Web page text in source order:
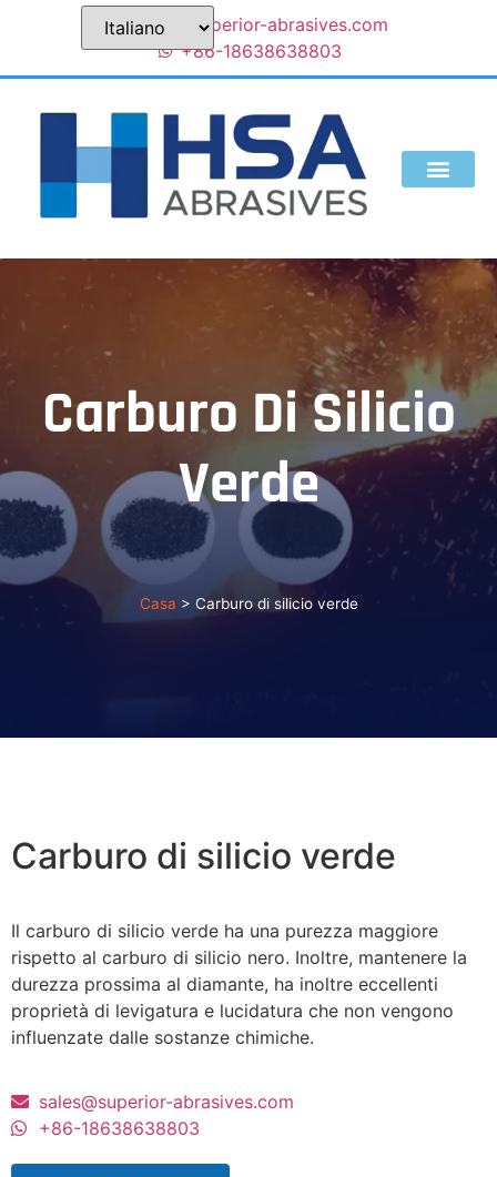
sales@superior-abrasives.com
+86-18638638803
Carburo Di Silicio
Verde
Casa > Carburo di silicio verde
Carburo di silicio verde
Il carburo di silicio verde ha una purezza maggiore
rispetto al carburo di silicio nero. Inoltre, mantenere la
durezza prossima al diamante, ha inoltre eccellenti
proprietà di levigatura e lucidatura che non vengono
influenzate dalle sostanze chimiche.
sales@superior-abrasives.com
+86-18638638803